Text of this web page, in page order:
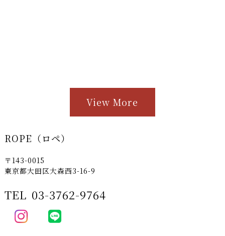
View More
ROPE（ロペ）
〒143-0015
東京都大田区大森西3-16-9
TEL 03-3762-9764